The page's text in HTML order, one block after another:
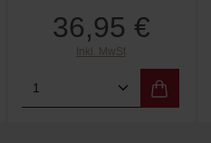
die
Wert ein oder
den
Regulärer Preis:
36,95 €
Inkl. MwSt
Produkt Anzahl: